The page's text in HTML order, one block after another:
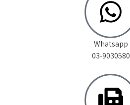
Whatsapp
03-9030580